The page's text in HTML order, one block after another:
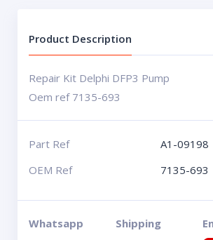
Product Description
Repair Kit Delphi DFP3 Pump
Oem ref 7135-693
Part Ref
A1-09198
OEM Ref
7135-693
Whatsapp
Shipping